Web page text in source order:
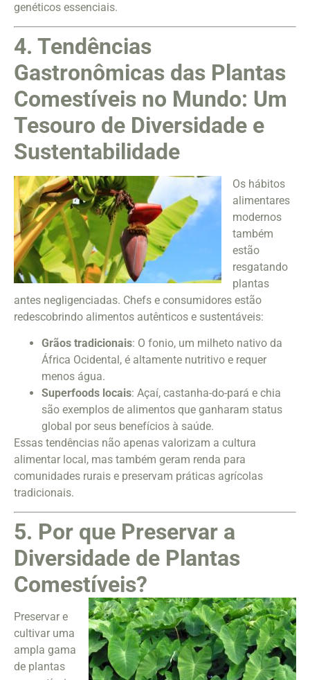
genéticos essenciais.
4. Tendências
Gastronômicas das Plantas
Comestíveis no Mundo: Um
Tesouro de Diversidade e
Sustentabilidade
Os hábitos
alimentares
modernos
também
estão
resgatando
plantas
antes negligenciadas. Chefs e consumidores estão
redescobrindo alimentos autênticos e sustentáveis:
Grãos tradicionais: O fonio, um milheto nativo da
África Ocidental, é altamente nutritivo e requer
menos água.
Superfoods locais: Açaí, castanha-do-pará e chia
são exemplos de alimentos que ganharam status
global por seus benefícios à saúde.
Essas tendências não apenas valorizam a cultura
alimentar local, mas também geram renda para
comunidades rurais e preservam práticas agrícolas
tradicionais.
5. Por que Preservar a
Diversidade de Plantas
Comestíveis?
Preservar e
cultivar uma
ampla gama
de plantas